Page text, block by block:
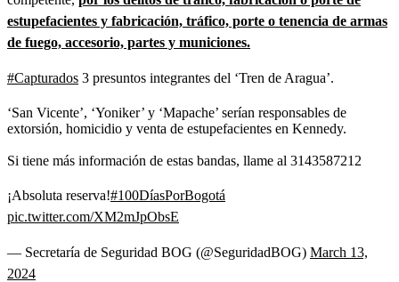
estupefacientes y fabricación, tráfico, porte o tenencia de armas
de fuego, accesorio, partes y municiones.
#Capturados 3 presuntos integrantes del ‘Tren de Aragua’.
‘San Vicente’, ‘Yoniker’ y ‘Mapache’ serían responsables de
extorsión, homicidio y venta de estupefacientes en Kennedy.
Si tiene más información de estas bandas, llame al 3143587212
¡Absoluta reserva!#100DíasPorBogotá
pic.twitter.com/XM2mJpObsE
— Secretaría de Seguridad BOG (@SeguridadBOG) March 13,
2024